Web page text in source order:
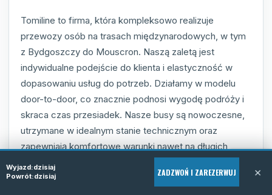
Tomiline to firma, która kompleksowo realizuje
przewozy osób na trasach międzynarodowych, w tym
z Bydgoszczy do Mouscron. Naszą zaletą jest
indywidualne podejście do klienta i elastyczność w
dopasowaniu usług do potrzeb. Działamy w modelu
door-to-door, co znacznie podnosi wygodę podróży i
skraca czas przesiadek. Nasze busy są nowoczesne,
utrzymane w idealnym stanie technicznym oraz
zapewniają komfortowe warunki nawet na długich
Decydując się na Tomiline, otrzymujesz nie tylko
Wyjazd:dzisiaj
Powrót:dzisiaj ZADZWOŃ I ZAREZERWUJ ×